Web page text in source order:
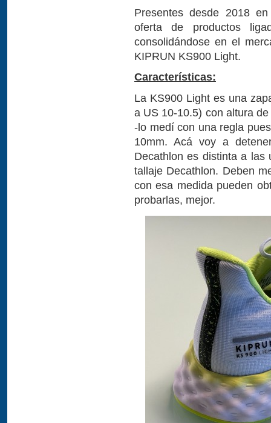
Presentes desde 2018
oferta de productos
consolidándose en el
KIPRUN KS900 Light.
Características:
La KS900 Light es una
a US 10-10.5) con altura
-lo medí con una regla
10mm. Acá voy a
Decathlon es distinta a las
tallaje Decathlon. Deben
con esa medida pueden
probarlas, mejor.